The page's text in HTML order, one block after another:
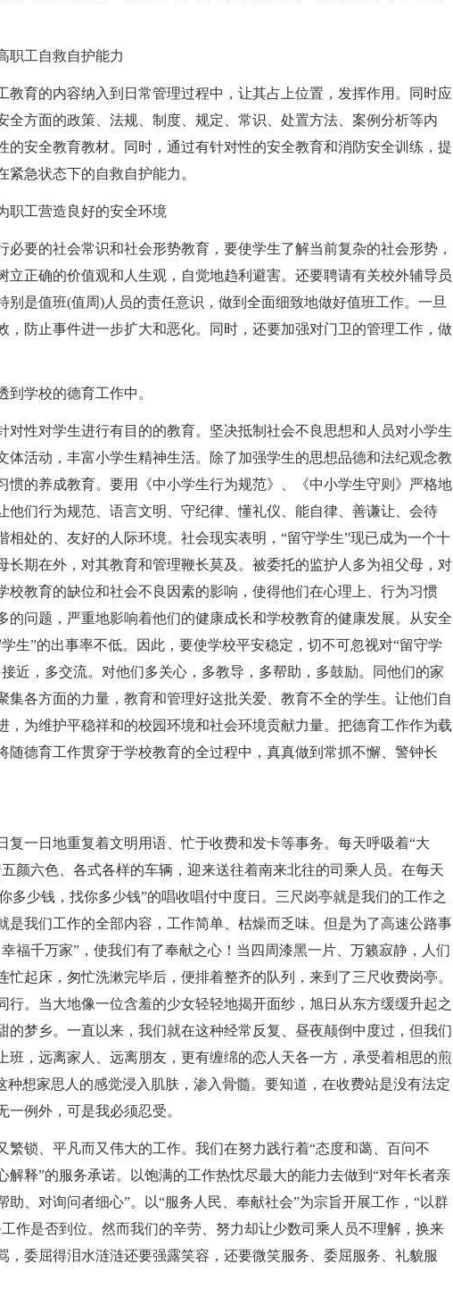
职工自救自护能力
教育的内容纳入到日常管理过程中，让其占上位置，发挥作用。同时应
全方面的政策、法规、制度、规定、常识、处置方法、案例分析等内
的安全教育教材。同时，通过有针对性的安全教育和消防安全训练，提
急状态下的自救自护能力。
职工营造良好的安全环境
必要的社会常识和社会形势教育，要使学生了解当前复杂的社会形势，
立正确的价值观和人生观，自觉地趋利避害。还要聘请有关校外辅导员
别是值班(值周)人员的责任意识，做到全面细致地做好值班工作。一旦
，防止事件进一步扩大和恶化。同时，还要加强对门卫的管理工作，做
到学校的德育工作中。
对性对学生进行有目的的教育。坚决抵制社会不良思想和人员对小学生
体活动，丰富小学生精神生活。除了加强学生的思想品德和法纪观念教
惯的养成教育。要用《中小学生行为规范》、《中小学生守则》严格地
他们行为规范、语言文明、守纪律、懂礼仪、能自律、善谦让、会待
相处的、友好的人际环境。社会现实表明，“留守学生”现已成为一个十
长期在外，对其教育和管理鞭长莫及。被委托的监护人多为祖父母，对
校教育的缺位和社会不良因素的影响，使得他们在心理上、行为习惯
的问题，严重地影响着他们的健康成长和学校教育的健康发展。从安全
生”的出事率不低。因此，要使学校平安稳定，切不可忽视对“留守学
近，多交流。对他们多关心，多教导，多帮助，多鼓励。同他们的家
集各方面的力量，教育和管理好这批关爱、教育不全的学生。让他们自
，为维护平稳祥和的校园环境和社会环境贡献力量。把德育工作作为载
随德育工作贯穿于学校教育的全过程中，真真做到常抓不懈、警钟长
复一日地重复着文明用语、忙于收费和发卡等事务。每天呼吸着“大
颜六色、各式各样的车辆，迎来送往着南来北往的司乘人员。在每天
多少钱，找你多少钱”的唱收唱付中度日。三尺岗亭就是我们的工作之
是我们工作的全部内容，工作简单、枯燥而乏味。但是为了高速公路事
福千万家”，使我们有了奉献之心！当四周漆黑一片、万籁寂静，人们
忙起床，匆忙洗漱完毕后，便排着整齐的队列，来到了三尺收费岗亭。
行。当大地像一位含羞的少女轻轻地揭开面纱，旭日从东方缓缓升起之
的梦乡。一直以来，我们就在这种经常反复、昼夜颠倒中度过，但我们
班，远离家人、远离朋友，更有缠绵的恋人天各一方，承受着相思的煎
种想家思人的感觉浸入肌肤，渗入骨髓。要知道，在收费站是没有法定
例外，可是我必须忍受。
繁锁、平凡而又伟大的工作。我们在努力践行着“态度和蔼、百问不
解释”的服务承诺。以饱满的工作热忱尽最大的能力去做到“对年长者亲
助、对询问者细心”。以“服务人民、奉献社会”为宗旨开展工作，“以群
作是否到位。然而我们的辛劳、努力却让少数司乘人员不理解，换来
，委屈得泪水涟涟还要强露笑容，还要微笑服务、委屈服务、礼貌服